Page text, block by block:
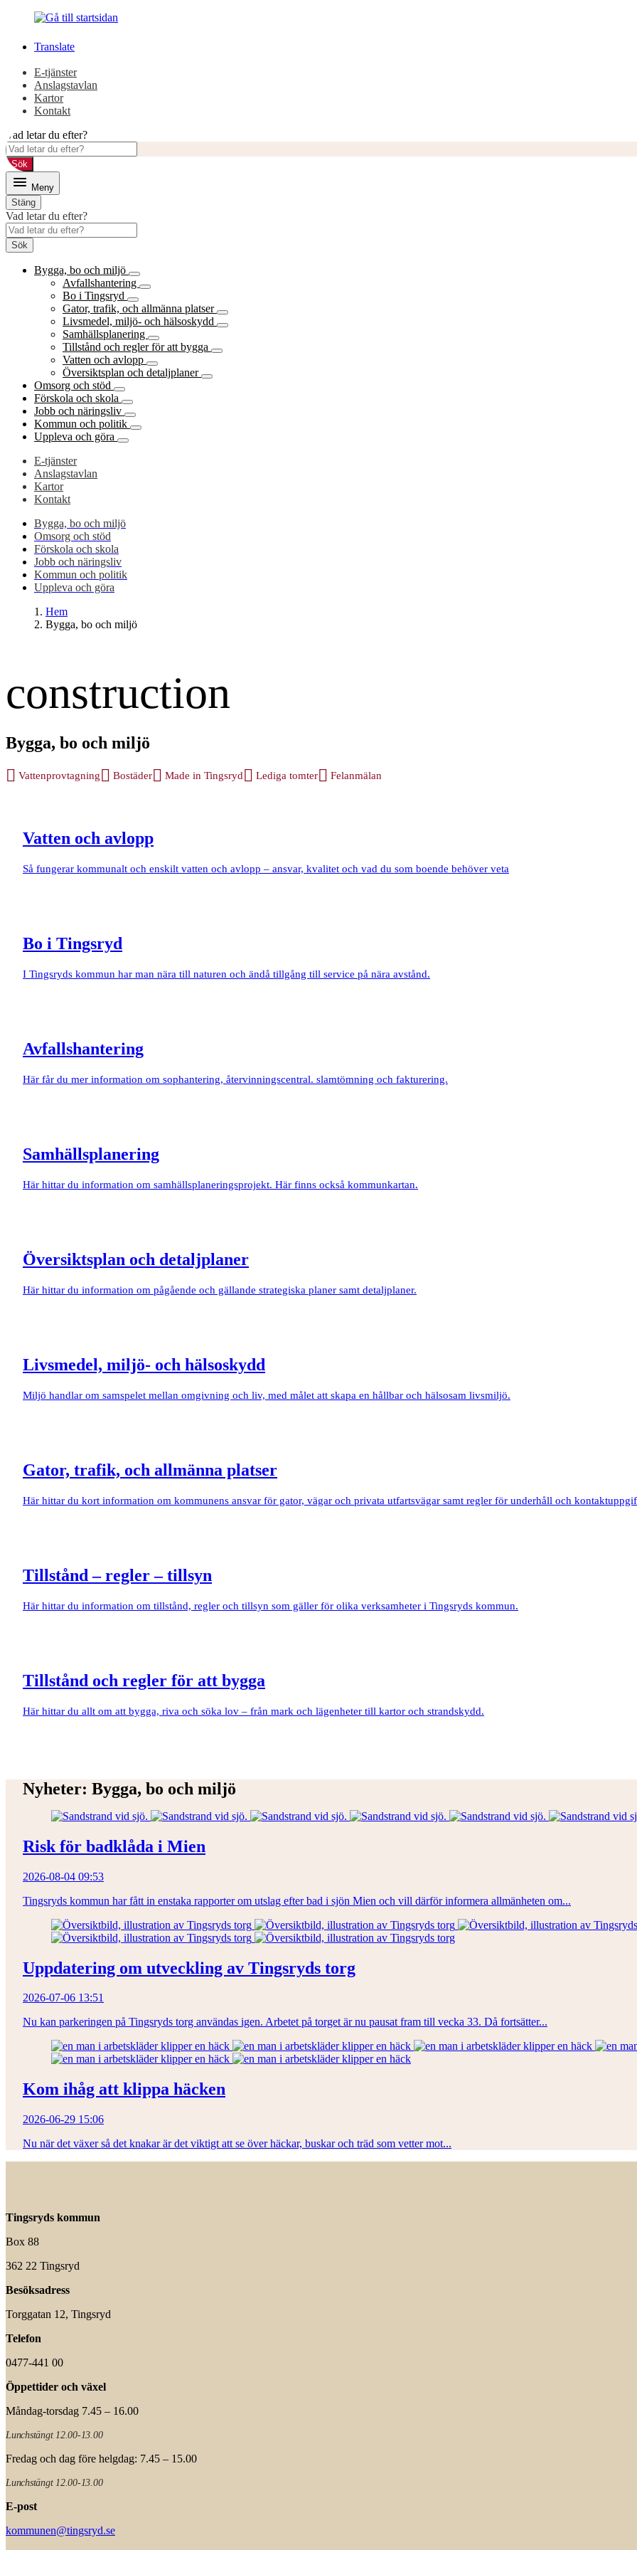
innehåll
huvudmeny
Translate
E-tjänster
Anslagstavlan
Kartor
Kontakt
Vad letar du efter?
Sök
Meny
Stäng
Vad letar du efter?
Sök
Bygga, bo och miljö
Avfallshantering
Bo i Tingsryd
Gator, trafik, och allmänna platser
Livsmedel, miljö- och hälsoskydd
Samhällsplanering
Tillstånd och regler för att bygga
Vatten och avlopp
Översiktsplan och detaljplaner
Omsorg och stöd
Förskola och skola
Jobb och näringsliv
Kommun och politik
Uppleva och göra
E-tjänster
Anslagstavlan
Kartor
Kontakt
Bygga, bo och miljö
Omsorg och stöd
Förskola och skola
Jobb och näringsliv
Kommun och politik
Uppleva och göra
Hem
Bygga, bo och miljö
Bygga, bo och miljö
Vattenprovtagning Bostäder Made in Tingsryd Lediga tomter Felanmälan
Vatten och avlopp
Så fungerar kommunalt och enskilt vatten och avlopp – ansvar, kvalitet och vad du som boende behöver veta
Bo i Tingsryd
I Tingsryds kommun har man nära till naturen och ändå tillgång till service på nära avstånd.
Avfallshantering
Här får du mer information om sophantering, återvinningscentral. slamtömning och fakturering.
Samhällsplanering
Här hittar du information om samhällsplaneringsprojekt. Här finns också kommunkartan.
Översiktsplan och detaljplaner
Här hittar du information om pågående och gällande strategiska planer samt detaljplaner.
Livsmedel, miljö- och hälsoskydd
Miljö handlar om samspelet mellan omgivning och liv, med målet att skapa en hållbar och hälsosam livsmiljö.
Gator, trafik, och allmänna platser
Här hittar du kort information om kommunens ansvar för gator, vägar och privata utfartsvägar samt regler för underhåll och
Tillstånd – regler – tillsyn
Här hittar du information om tillstånd, regler och tillsyn som gäller för olika verksamheter i Tingsryds kommun.
Tillstånd och regler för att bygga
Här hittar du allt om att bygga, riva och söka lov – från mark och lägenheter till kartor och strandskydd.
Nyheter: Bygga, bo och miljö
Risk för badklåda i Mien
2026-08-04 09:53
Tingsryds kommun har fått in enstaka rapporter om utslag efter bad i sjön Mien och vill därför informera allmänheten om...
Uppdatering om utveckling av Tingsryds torg
2026-07-06 13:51
Nu kan parkeringen på Tingsryds torg användas igen. Arbetet på torget är nu pausat fram till vecka 33. Då fortsätter...
Kom ihåg att klippa häcken
2026-06-29 15:06
Nu när det växer så det knakar är det viktigt att se över häckar, buskar och träd som vetter mot...
Tingsryds kommun
Box 88
362 22 Tingsryd
Besöksadress
Torggatan 12, Tingsryd
Telefon
0477-441 00
Öppettider och växel
Måndag-torsdag 7.45 – 16.00
Lunchstängt 12.00-13.00
Fredag och dag före helgdag: 7.45 – 15.00
Lunchstängt 12.00-13.00
E-post
kommunen@tingsryd.se